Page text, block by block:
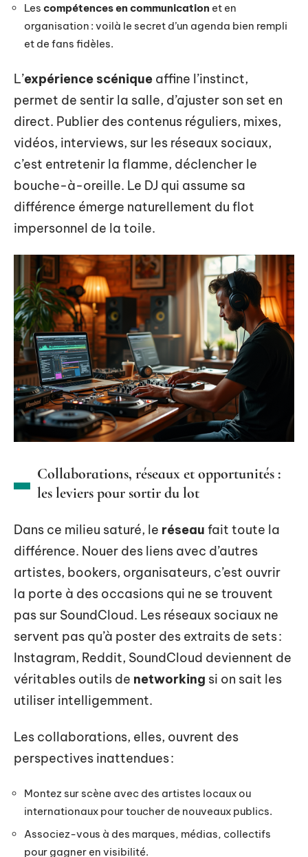
Les compétences en communication et en
organisation : voilà le secret d’un agenda bien rempli
et de fans fidèles.
L’expérience scénique affine l’instinct,
permet de sentir la salle, d’ajuster son set en
direct. Publier des contenus réguliers, mixes,
vidéos, interviews, sur les réseaux sociaux,
c’est entretenir la flamme, déclencher le
bouche-à-oreille. Le DJ qui assume sa
différence émerge naturellement du flot
impersonnel de la toile.
Collaborations, réseaux et opportunités :
les leviers pour sortir du lot
Dans ce milieu saturé, le réseau fait toute la
différence. Nouer des liens avec d’autres
artistes, bookers, organisateurs, c’est ouvrir
la porte à des occasions qui ne se trouvent
pas sur SoundCloud. Les réseaux sociaux ne
servent pas qu’à poster des extraits de sets :
Instagram, Reddit, SoundCloud deviennent de
véritables outils de networking si on sait les
utiliser intelligemment.
Les collaborations, elles, ouvrent des
perspectives inattendues :
Montez sur scène avec des artistes locaux ou
internationaux pour toucher de nouveaux publics.
Associez-vous à des marques, médias, collectifs
pour gagner en visibilité.